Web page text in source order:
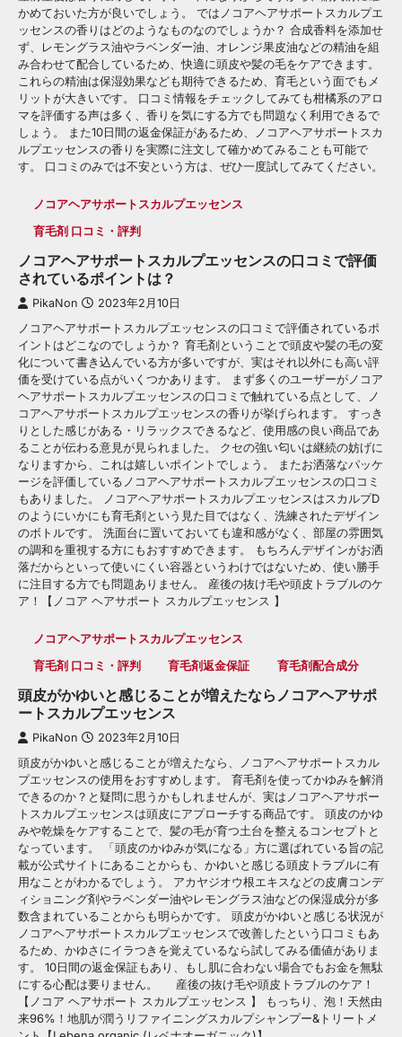
かめておいた方が良いでしょう。 ではノコアヘアサポートスカルプエ
ッセンスの香りはどのようなものなのでしょうか？ 合成香料を添加せ
ず、レモングラス油やラベンダー油、オレンジ果皮油などの精油を組
み合わせて配合しているため、快適に頭皮や髪の毛をケアできます。
これらの精油は保湿効果なども期待できるため、育毛という面でもメ
リットが大きいです。 口コミ情報をチェックしてみても柑橘系のアロ
マを評価する声は多く、香りを気にする方でも問題なく利用できるで
しょう。 また10日間の返金保証があるため、ノコアヘアサポートスカ
ルプエッセンスの香りを実際に注文して確かめてみることも可能で
す。 口コミのみでは不安という方は、ぜひ一度試してみてください。
ノコアヘアサポートスカルプエッセンス
育毛剤 口コミ・評判
ノコアヘアサポートスカルプエッセンスの口コミで評価
されているポイントは？
PikaNon 2023年2月10日
ノコアヘアサポートスカルプエッセンスの口コミで評価されているポ
イントはどこなのでしょうか？ 育毛剤ということで頭皮や髪の毛の変
化について書き込んでいる方が多いですが、実はそれ以外にも高い評
価を受けている点がいくつかあります。 まず多くのユーザーがノコア
ヘアサポートスカルプエッセンスの口コミで触れている点として、ノ
コアヘアサポートスカルプエッセンスの香りが挙げられます。 すっき
りとした感じがある・リラックスできるなど、使用感の良い商品であ
ることが伝わる意見が見られました。 クセの強い匂いは継続の妨げに
なりますから、これは嬉しいポイントでしょう。 またお洒落なパッケ
ージを評価しているノコアヘアサポートスカルプエッセンスの口コミ
もありました。 ノコアヘアサポートスカルプエッセンスはスカルプD
のようにいかにも育毛剤という見た目ではなく、洗練されたデザイン
のボトルです。 洗面台に置いておいても違和感がなく、部屋の雰囲気
の調和を重視する方にもおすすめできます。 もちろんデザインがお洒
落だからといって使いにくい容器というわけではないため、使い勝手
に注目する方でも問題ありません。 産後の抜け毛や頭皮トラブルのケ
ア！【ノコア ヘアサポート スカルプエッセンス 】
ノコアヘアサポートスカルプエッセンス
育毛剤 口コミ・評判
育毛剤返金保証 育毛剤配合成分
頭皮がかゆいと感じることが増えたならノコアヘアサポ
ートスカルプエッセンス
PikaNon 2023年2月10日
頭皮がかゆいと感じることが増えたなら、ノコアヘアサポートスカル
プエッセンスの使用をおすすめします。 育毛剤を使ってかゆみを解消
できるのか？と疑問に思うかもしれませんが、実はノコアヘアサポー
トスカルプエッセンスは頭皮にアプローチする商品です。 頭皮のかゆ
みや乾燥をケアすることで、髪の毛が育つ土台を整えるコンセプトと
なっています。 「頭皮のかゆみが気になる」方に選ばれている旨の記
載が公式サイトにあることからも、かゆいと感じる頭皮トラブルに有
用なことがわかるでしょう。 アカヤジオウ根エキスなどの皮膚コンデ
ィショニング剤やラベンダー油やレモングラス油などの保湿成分が多
数含まれていることからも明らかです。 頭皮がかゆいと感じる状況が
ノコアヘアサポートスカルプエッセンスで改善したという口コミもあ
るため、かゆさにイラつきを覚えているなら試してみる価値がありま
す。 10日間の返金保証もあり、もし肌に合わない場合でもお金を無駄
にする心配は要りません。 産後の抜け毛や頭皮トラブルのケア！
【ノコア ヘアサポート スカルプエッセンス 】 もっちり、泡！天然由
来96%！地肌が潤うリファイニングスカルプシャンプー&トリートメ